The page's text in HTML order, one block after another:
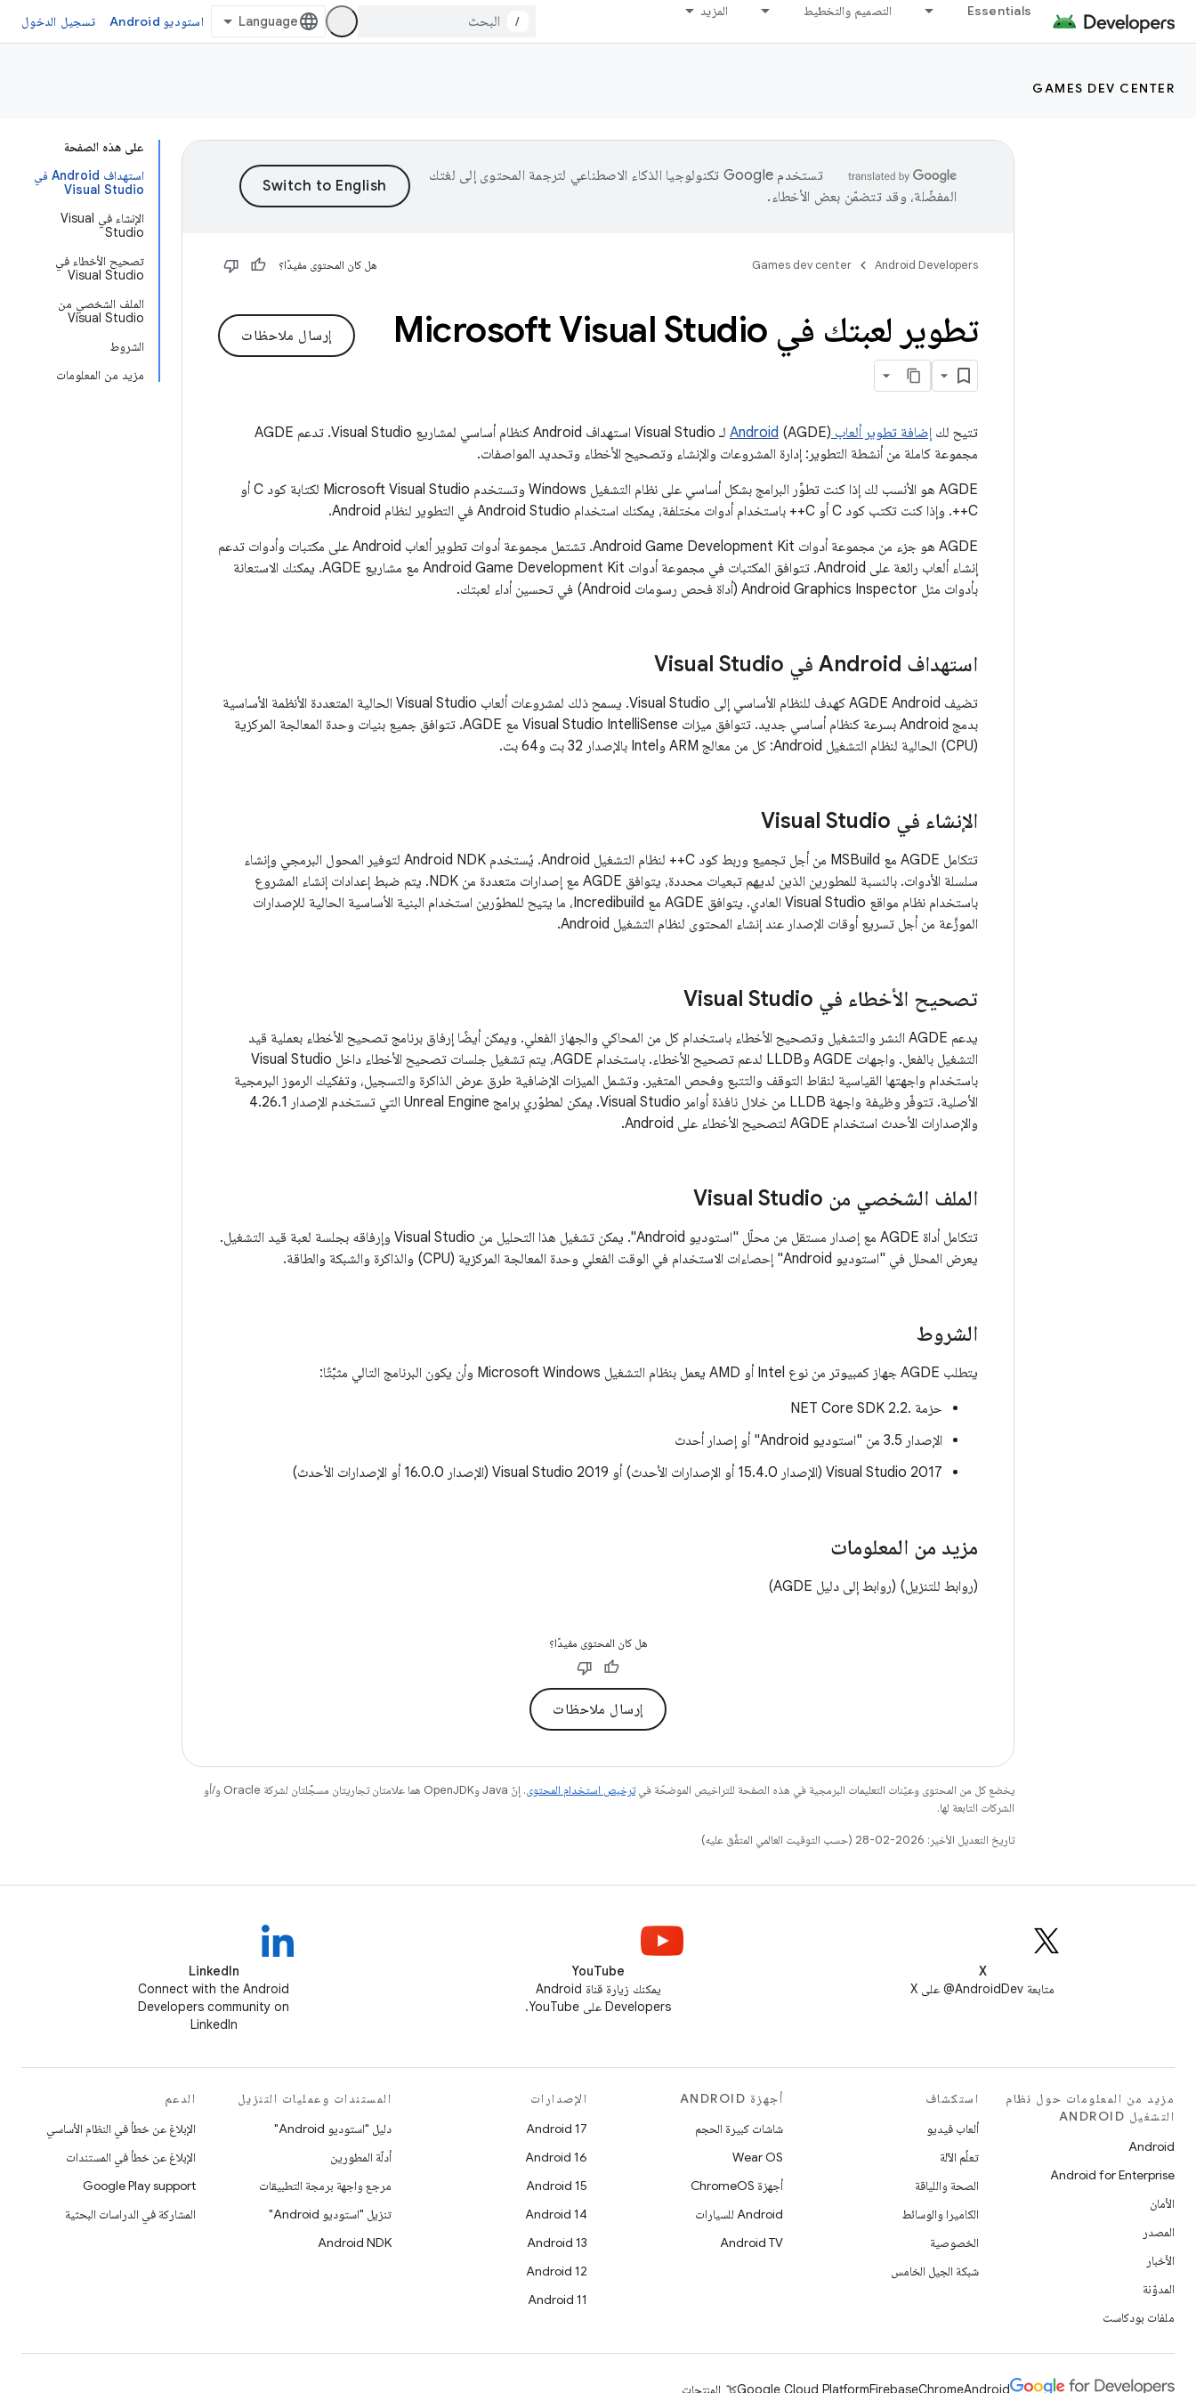
Essentials التصميم والتخطيط المزيد
/ استوديو Android تسجيل الدخول
GAMES DEV CENTER
على هذه الصفحة
استهداف Android في
Visual Studio
الإنشاء في Visual
Studio
تصحيح الأخطاء في
Visual Studio
الملف الشخصي من
Visual Studio
الشروط
مزيد من المعلومات
تستخدم Google تكنولوجيا الذكاء الاصطناعي لترجمة المحتوى إلى لغتك
المفضّلة، وقد تتضمّن بعض الأخطاء.
Android Developers
Games dev center هل كان المحتوى مفيدًا؟
إرسال ملاحظات تطوير لعبتك في Microsoft Visual Studio
تتيح لك إضافة تطوير ألعاب Android
(AGDE) لـ Visual Studio استهداف Android كنظام أساسي لمشاريع Visual Studio. تدعم AGDE
مجموعة كاملة من أنشطة التطوير: إدارة المشروعات والإنشاء وتصحيح الأخطاء وتحديد المواصفات.
AGDE هو الأنسب لك إذا كنت تطوِّر البرامج بشكل أساسي على نظام التشغيل Windows وتستخدم Microsoft Visual Studio لكتابة كود C أو
C++. وإذا كنت تكتب كود C أو C++ باستخدام أدوات مختلفة، يمكنك استخدام Android Studio في التطوير لنظام Android.
AGDE هو جزء من مجموعة أدوات Android Game Development Kit. تشتمل مجموعة أدوات تطوير ألعاب Android على مكتبات وأدوات تدعم
إنشاء ألعاب رائعة على Android. تتوافق المكتبات في مجموعة أدوات Android Game Development Kit مع مشاريع AGDE. يمكنك الاستعانة
بأدوات مثل Android Graphics Inspector (أداة فحص رسومات Android) في تحسين أداء لعبتك.
استهداف Android في Visual Studio
تضيف AGDE Android كهدف للنظام الأساسي إلى Visual Studio. يسمح ذلك لمشروعات ألعاب Visual Studio الحالية المتعددة الأنظمة الأساسية
بدمج Android بسرعة كنظام أساسي جديد. تتوافق ميزات Visual Studio IntelliSense مع AGDE. تتوافق جميع بنيات وحدة المعالجة المركزية
(CPU) الحالية لنظام التشغيل Android: كل من معالج ARM وIntel بالإصدار 32 بت و64 بت.
الإنشاء في Visual Studio
تتكامل AGDE مع MSBuild من أجل تجميع وربط كود C++ لنظام التشغيل Android. يُستخدم Android NDK لتوفير المحول البرمجي وإنشاء
سلسلة الأدوات. بالنسبة للمطورين الذين لديهم تبعيات محددة، يتوافق AGDE مع إصدارات متعددة من NDK. يتم ضبط إعدادات إنشاء المشروع
باستخدام نظام مواقع Visual Studio العادي. يتوافق AGDE مع Incredibuild، ما يتيح للمطوّرين استخدام البنية الأساسية الحالية للإصدارات
الموزَّعة من أجل تسريع أوقات الإصدار عند إنشاء المحتوى لنظام التشغيل Android.
تصحيح الأخطاء في Visual Studio
يدعم AGDE النشر والتشغيل وتصحيح الأخطاء باستخدام كل من المحاكي والجهاز الفعلي. ويمكن أيضًا إرفاق برنامج تصحيح الأخطاء بعملية قيد
التشغيل بالفعل. واجهات AGDE وLLDB لدعم تصحيح الأخطاء. باستخدام AGDE، يتم تشغيل جلسات تصحيح الأخطاء داخل Visual Studio
باستخدام واجهتها القياسية لنقاط التوقف والتتبع وفحص المتغير. وتشمل الميزات الإضافية طرق عرض الذاكرة والتسجيل، وتفكيك الرموز البرمجية
الأصلية. تتوفّر وظيفة واجهة LLDB من خلال نافذة أوامر Visual Studio. يمكن لمطوّري برامج Unreal Engine التي تستخدم الإصدار 4.26.1
والإصدارات الأحدث استخدام AGDE لتصحيح الأخطاء على Android.
الملف الشخصي من Visual Studio
تتكامل أداة AGDE مع إصدار مستقل من محلّل "استوديو Android". يمكن تشغيل هذا التحليل من Visual Studio وإرفاقه بجلسة لعبة قيد التشغيل.
يعرض المحلل في "استوديو Android" إحصاءات الاستخدام في الوقت الفعلي وحدة المعالجة المركزية (CPU) والذاكرة والشبكة والطاقة.
الشروط
يتطلب AGDE جهاز كمبيوتر من نوع Intel أو AMD يعمل بنظام التشغيل Microsoft Windows وأن يكون البرنامج التالي مثبَّتًا:
حزمة .NET Core SDK 2.2
الإصدار 3.5 من "استوديو Android" أو إصدار أحدث
Visual Studio 2017 (الإصدار 15.4.0 أو الإصدارات الأحدث) أو Visual Studio 2019 (الإصدار 16.0.0 أو الإصدارات الأحدث)
مزيد من المعلومات
(روابط للتنزيل) (روابط إلى دليل AGDE)
هل كان المحتوى مفيدًا؟
إرسال ملاحظات
يخضع كل من المحتوى وعيّنات التعليمات البرمجية في هذه الصفحة للتراخيص الموضحّة فيترخيص استخدام المحتوى
. إنّ Java وOpenJDK هما علامتان تجاريتان مسجَّلتان لشركة Oracle و/أو
الشركات التابعة لها.
تاريخ التعديل الأخير: 2026-02-28 (حسب التوقيت العالمي المتفَّق عليه)
X
متابعة AndroidDev@ على X
YouTube
يمكنك زيارة قناة Android
Developers على YouTube.
LinkedIn
Connect with the Android
Developers community on
LinkedIn
مزيد من المعلومات حول نظام
التشغيل ANDROID
Android
Android for Enterprise
الأمان
المصدر
الأخبار
المدوّنة
ملفات بودكاست
استكشاف
ألعاب فيديو
تعلُم الآلة
الصحة واللياقة
الكاميرا والوسائط
الخصوصية
شبكة الجيل الخامس
أجهزة ANDROID
شاشات كبيرة الحجم
Wear OS
أجهزة ChromeOS
Android للسيارات
Android TV
الإصدارات
Android 17
Android 16
Android 15
Android 14
Android 13
Android 12
Android 11
المستندات وعمليات التنزيل
دليل "استوديو Android"
أدلّة المطورين
مرجع واجهة برمجة التطبيقات
تنزيل "استوديو Android"
Android NDK
الدعم
الإبلاغ عن خطأ في النظام الأساسي
الإبلاغ عن خطأ في المستندات
Google Play support
المشاركة في الدراسات البحثية
Android
Chrome
Firebase
Google Cloud Platformكلّ المنتجات